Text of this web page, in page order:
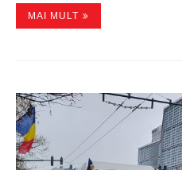
MAI MULT